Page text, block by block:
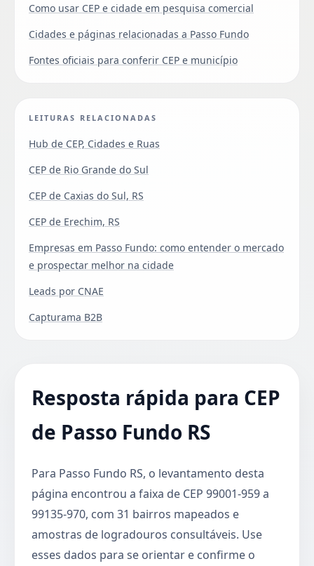
Como usar CEP e cidade em pesquisa comercial
Cidades e páginas relacionadas a Passo Fundo
Fontes oficiais para conferir CEP e município
LEITURAS RELACIONADAS
Hub de CEP, Cidades e Ruas
CEP de Rio Grande do Sul
CEP de Caxias do Sul, RS
CEP de Erechim, RS
Empresas em Passo Fundo: como entender o mercado
e prospectar melhor na cidade
Leads por CNAE
Capturama B2B
Resposta rápida para CEP
de Passo Fundo RS
Para Passo Fundo RS, o levantamento desta
página encontrou a faixa de CEP 99001-959 a
99135-970, com 31 bairros mapeados e
amostras de logradouros consultáveis. Use
esses dados para se orientar e confirme o